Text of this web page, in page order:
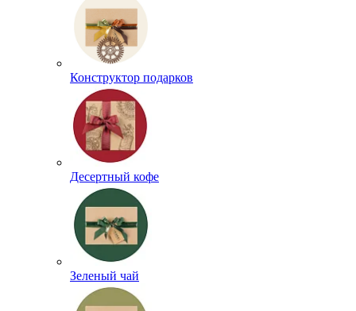
Конструктор подарков
Десертный кофе
Зеленый чай